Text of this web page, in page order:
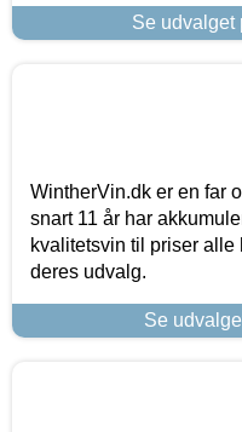
Se udvalget
WintherVin.dk er en far
snart 11 år har
kvalitetsvin til priser alle
deres udvalg.
Se